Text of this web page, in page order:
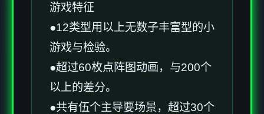
游戏特征
●12类型用以上无数子丰富型的小
游戏与检验。
●超过60枚点阵图动画，与200个
以上的差分。
●共有伍个主导要场景，超过30个